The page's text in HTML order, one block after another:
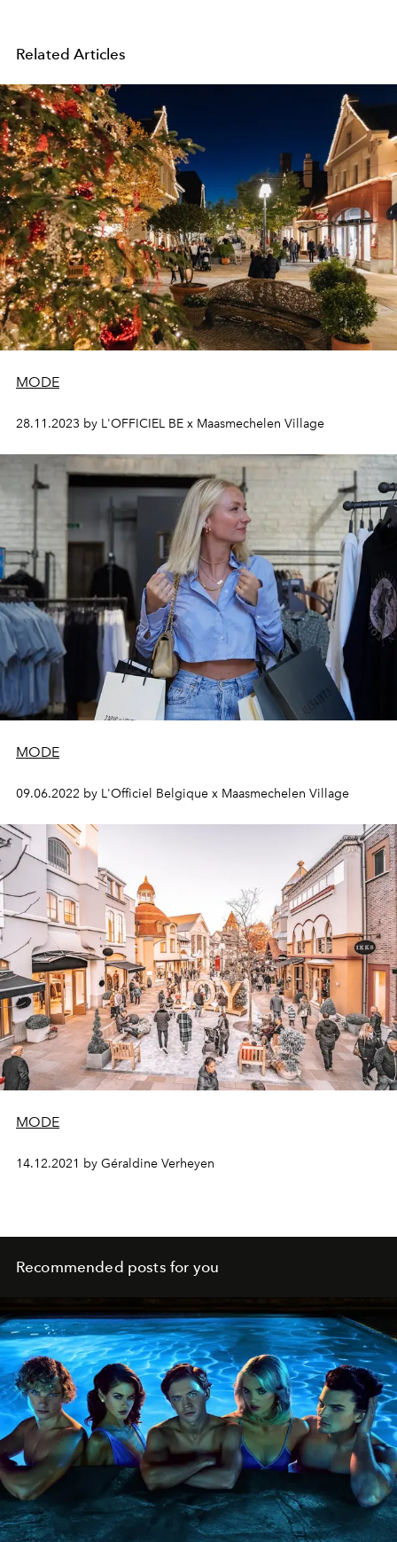
Related Articles
MODE
28.11.2023 by L'OFFICIEL BE x Maasmechelen Village
MODE
09.06.2022 by L'Officiel Belgique x Maasmechelen Village
MODE
14.12.2021 by Géraldine Verheyen
Recommended posts for you